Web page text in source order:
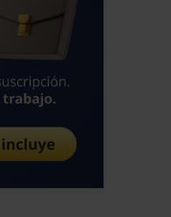
de la
procesada.